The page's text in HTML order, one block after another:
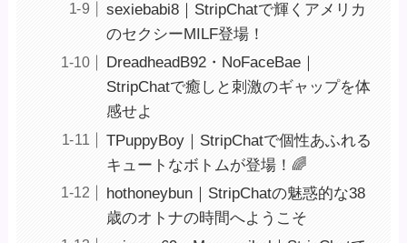
sexiebabi8｜StripChatで輝くアメリカ
のセクシーMILF登場！
DreadheadB92・NoFaceBae｜
StripChatで癒しと刺激のギャップを体
感せよ
TPuppyBoy｜StripChatで個性あふれる
キュートなボトムが登場！🌈
hothoneybun｜StripChatの魅惑的な38
歳のオトナの時間へようこそ ️